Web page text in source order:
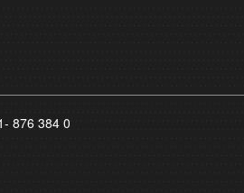
876 384 0